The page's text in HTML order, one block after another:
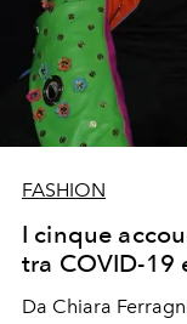
FASHION
I cinque
tra COVID-19
Da Chiara